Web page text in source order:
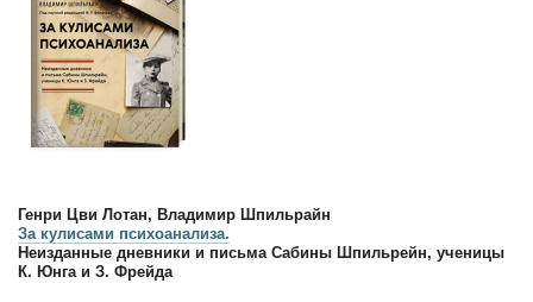
Генри Цви Лотан, Владимир Шпильрайн
За кулисами психоанализа.
Неизданные дневники и письма Сабины Шпильрейн, ученицы
К. Юнга и З. Фрейда